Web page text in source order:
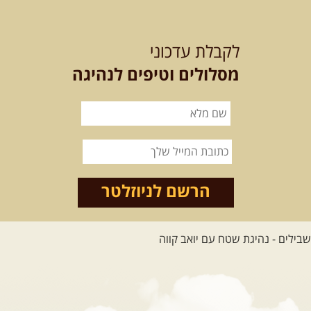
למגוון רכבי שטח
בחרנו לילה מיוחד לטיול מיוחד!
השמיים יהיו נקיים, הכוכבים ...
שישי- מעיינות
ואתגרים בצפון הרמה
מסלול חדש בצפון רמת הגולן בהובלת
מדריך תושב האזור. המסלול ...
לקבלת עדכוני
מסלולים וטיפים לנהיגה
הרשם לניוזלטר